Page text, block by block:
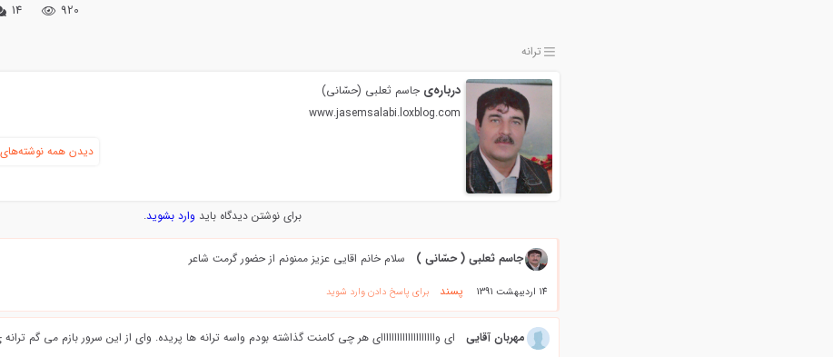
920 ۱۴
ترانه
درباره‌یجاسم ثعلبی (حسّانی)
www.jasemsalabi.loxblog.com
دیدن همه
برای نوشتن دیدگاه باید وارد بشوید.
جاسم ثعلبی ( حسّانی ) سلام خانم اقایی عزیز ممنونم از حضور گرمت شاعر
14 اردیبهشت 1391 پسند برای پاسخ دادن وارد شوید
مهربان آقایی ای واااااااااااااااااااای هر چی کامنت گذاشته بودم واسه ترانه ها پریده. وای از این سرور بازم می گم